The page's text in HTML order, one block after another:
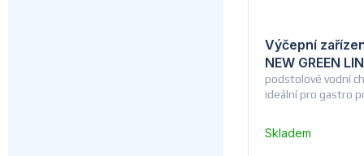
podstolové vodní
ideální pro gastro
Výčepní
NEW GREEN
Skladem